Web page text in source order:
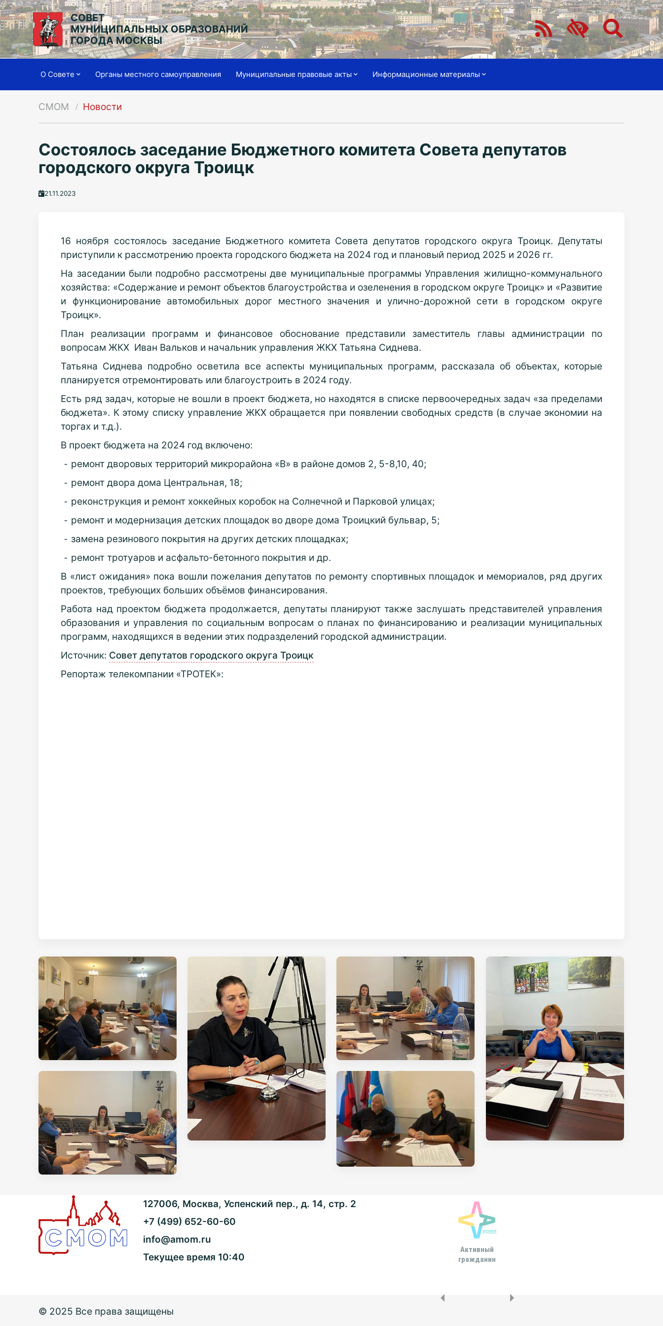
СОВЕТ
МУНИЦИПАЛЬНЫХ ОБРАЗОВАНИЙ
ГОРОДА МОСКВЫ
О Совете Органы местного самоуправления Муниципальные правовые акты Информационные материалы
СМОМ Новости
Состоялось заседание Бюджетного комитета Совета депутатов
городского округа Троицк
21.11.2023
16 ноября состоялось заседание Бюджетного комитета Совета депутатов городского округа Троицк. Депутаты
приступили к рассмотрению проекта городского бюджета на 2024 год и плановый период 2025 и 2026 гг.
На заседании были подробно рассмотрены две муниципальные программы Управления жилищно-коммунального
хозяйства: «Содержание и ремонт объектов благоустройства и озеленения в городском округе Троицк» и «Развитие
и функционирование автомобильных дорог местного значения и улично-дорожной сети в городском округе
Троицк».
План реализации программ и финансовое обоснование представили заместитель главы администрации по
вопросам ЖКХ Иван Вальков и начальник управления ЖКХ Татьяна Сиднева.
Татьяна Сиднева подробно осветила все аспекты муниципальных программ, рассказала об объектах, которые
планируется отремонтировать или благоустроить в 2024 году.
Есть ряд задач, которые не вошли в проект бюджета, но находятся в списке первоочередных задач «за пределами
бюджета». К этому списку управление ЖКХ обращается при появлении свободных средств (в случае экономии на
торгах и т.д.).
В проект бюджета на 2024 год включено:
⁃ ремонт дворовых территорий микрорайона «В» в районе домов 2, 5-8,10, 40;
⁃ ремонт двора дома Центральная, 18;
⁃ реконструкция и ремонт хоккейных коробок на Солнечной и Парковой улицах;
⁃ ремонт и модернизация детских площадок во дворе дома Троицкий бульвар, 5;
⁃ замена резинового покрытия на других детских площадках;
⁃ ремонт тротуаров и асфальто-бетонного покрытия и др.
В «лист ожидания» пока вошли пожелания депутатов по ремонту спортивных площадок и мемориалов, ряд других
проектов, требующих больших объёмов финансирования.
Работа над проектом бюджета продолжается, депутаты планируют также заслушать представителей управления
образования и управления по социальным вопросам о планах по финансированию и реализации муниципальных
программ, находящихся в ведении этих подразделений городской администрации.
Источник: Совет депутатов городского округа Троицк
Репортаж телекомпании «ТРОТЕК»:
127006, Москва, Успенский пер., д. 14, стр. 2
+7 (499) 652-60-60
info@amom.ru
Текущее время 10:40
Активный
гражданин
© 2025 Все права защищены